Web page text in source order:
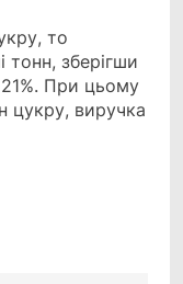
то
тонн, зберігши
21%. При цьому
цукру, виручка